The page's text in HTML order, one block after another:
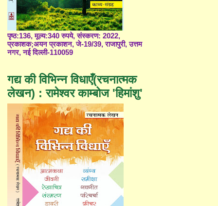
पृष्ठ:136, मूल्य:340 रुपये, संस्करण: 2022,
प्रकाशक;अयन प्रकाशन, जे-19/39, राजापुरी, उत्तम
नगर, नई दिल्ली-110059
गद्य की विभिन्न विधाएँ(रचनात्मक
लेखन) : रामेश्वर काम्बोज 'हिमांशु'